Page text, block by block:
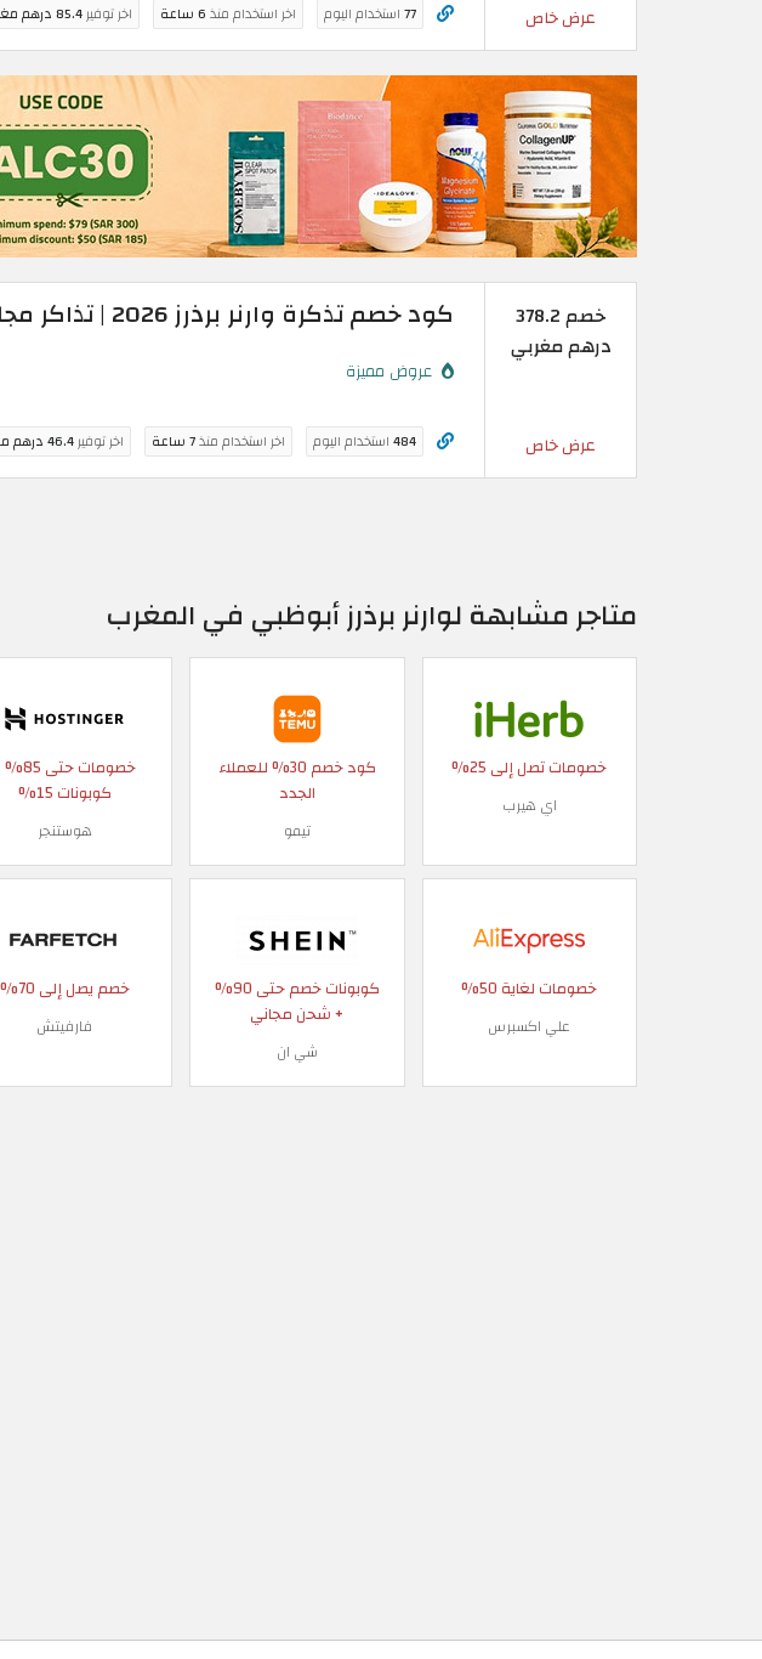
عرض خاص 77استخدام اليوم اخر استخدام منذ6 ساعة اخر توفير85.4 درهم مغربي
خصم 378.2
درهم مغربي
عرض خاص
كود خصم تذكرة وارنر برذرز 2026 | تذاكر مجانية للأطفال
عروض مميزة
484استخدام اليوم اخر استخدام منذ7 ساعة اخر توفير46.4 درهم مغربي
متاجر مشابهة لوارنر برذرز أبوظبي في المغرب
خصومات تصل إلى 25%
اي هيرب
كود خصم 30% للعملاء
الجدد
تيمو
خصومات
كوبونات 15%
هوستنجر
خصومات لغاية 50%
علي اكسبرس
كوبونات خصم حتى 90%
+ شحن مجاني
شي ان
خصم يصل إلى 70%
فارفيتش